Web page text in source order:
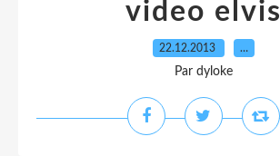
video elvis
22.12.2013 …
Par dyloke